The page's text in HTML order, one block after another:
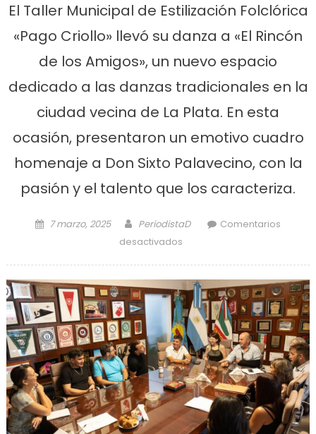
El Taller Municipal de Estilización Folclórica
«Pago Criollo» llevó su danza a «El Rincón
de los Amigos», un nuevo espacio
dedicado a las danzas tradicionales en la
ciudad vecina de La Plata. En esta
ocasión, presentaron un emotivo cuadro
homenaje a Don Sixto Palavecino, con la
pasión y el talento que los caracteriza.
Posted on
7 marzo, 2025 Author
PeriodistaD
Comentarios
desactivados